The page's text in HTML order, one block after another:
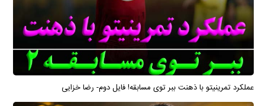
عملکرد تمرینیتو با ذهنت ببر توی مسابقه! فایل دوم- رضا خزایی